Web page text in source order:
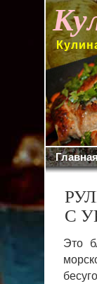
С
Это